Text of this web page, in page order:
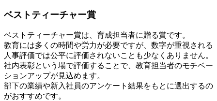
ベストティーチャー賞
ベストティーチャー賞は、育成担当者に贈る賞です。
教育には多くの時間や労力が必要ですが、数字が重視される
人事評価では公平に評価されないことも少なくありません。
社内表彰という場で評価することで、教育担当者のモチベー
ションアップが見込めます。
部下の業績や新入社員のアンケート結果をもとに選出するの
がおすすめです。